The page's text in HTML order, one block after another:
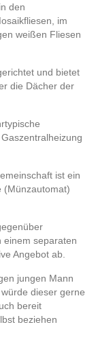
den
im
weißen Fliesen
und bietet
die Dächer der
ist ein
(Münzautomat)
einem separaten
Angebot ab.
jungen Mann
dieser gerne
bereit
beziehen